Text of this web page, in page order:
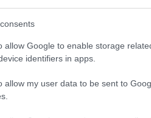
allow Google to enable storage
identifiers in apps.
allow my user data to be sent to
και τον ιστότοπό μου σε